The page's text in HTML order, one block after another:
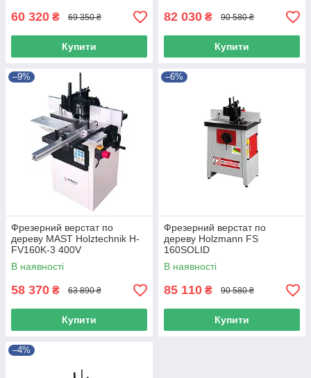
60 320 ₴ 69 350 ₴
Купити
82 030 ₴ 90 580 ₴
Купити
–9%
Фрезерний верстат по
дереву MAST Holztechnik H-
FV160K-3 400V
В наявності
58 370 ₴ 63 890 ₴
Купити
–6%
Фрезерний верстат по
дереву Holzmann FS
160SOLID
В наявності
85 110 ₴ 90 580 ₴
Купити
–4%